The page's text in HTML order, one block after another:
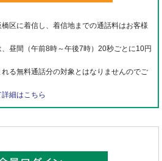
区に着信し、着信地までの通話料はお客様
、昼間（午前8時～午後7時）20秒ごとに10円
る無料通話分の対象とはなりませんのでご
細はこちら